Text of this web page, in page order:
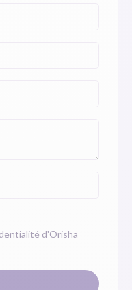
d'Orisha